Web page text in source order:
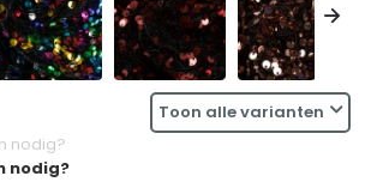
Toon alle varianten
nodig?